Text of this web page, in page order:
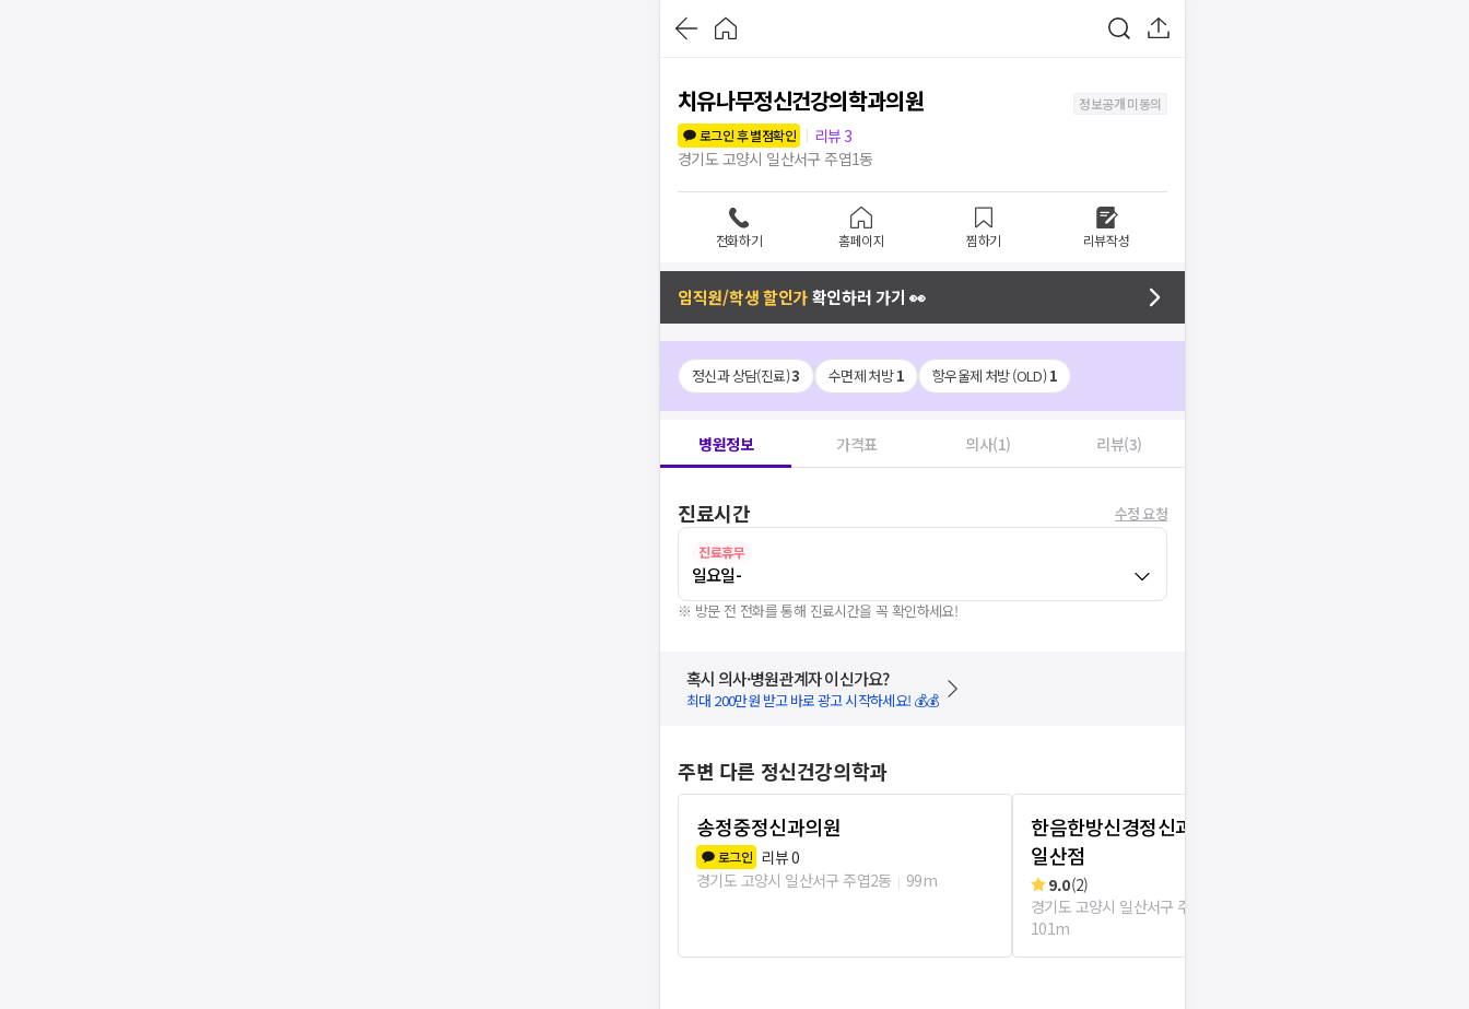
치유나무정신건강의학과의원
정보공개 미동의
로그인 후 별점확인
리뷰 3
경기도 고양시 일산서구 주엽1동
전화하기 홈페이지 찜하기 리뷰작성
임직원/학생 할인가확인하러 가기 👀
정신과 상담(진료)3 수면제 처방1 항우울제 처방 (OLD)1
병원정보 가격표 의사(1) 리뷰(3)
진료시간 수정 요청
진료휴무
일요일-
※ 방문 전 전화를 통해 진료시간을 꼭 확인하세요!
혹시 의사·병원관계자 이신가요?
최대 200만원 받고 바로 광고 시작하세요! 💰💰
주변 다른 정신건강의학과
송정중정신과의원
로그인 리뷰0
경기도 고양시 일산서구 주엽2동
99m
한음한방신경정신과한의원
일산점
9.0(2)
경기도 고양시 일산서구 주엽1동
101m